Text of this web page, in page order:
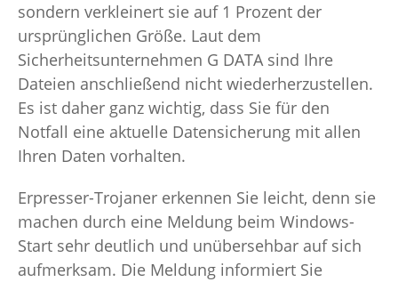
sondern verkleinert sie auf 1 Prozent der
ursprünglichen Größe. Laut dem
Sicherheitsunternehmen G DATA sind Ihre
Dateien anschließend nicht wiederherzustellen.
Es ist daher ganz wichtig, dass Sie für den
Notfall eine aktuelle Datensicherung mit allen
Ihren Daten vorhalten.
Erpresser-Trojaner erkennen Sie leicht, denn sie
machen durch eine Meldung beim Windows-
Start sehr deutlich und unübersehbar auf sich
aufmerksam. Die Meldung informiert Sie